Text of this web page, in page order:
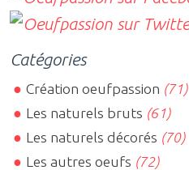
Catégories
Création oeufpassion (71)
Les naturels bruts (61)
Les naturels décorés (70)
Les autres oeufs (72)